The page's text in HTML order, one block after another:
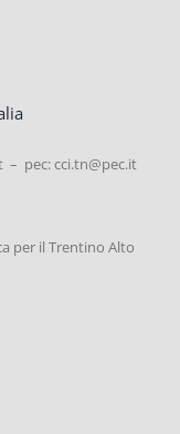
– pec: cci.tn@pec.it
per il Trentino Alto